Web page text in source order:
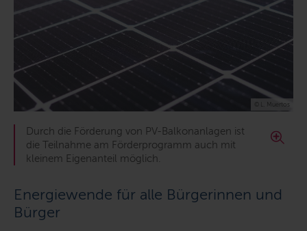
© L. Muertos
Durch die Förderung von PV-Balkonanlagen ist
die Teilnahme am Förderprogramm auch mit
kleinem Eigenanteil möglich.
Energiewende für alle Bürgerinnen und
Bürger